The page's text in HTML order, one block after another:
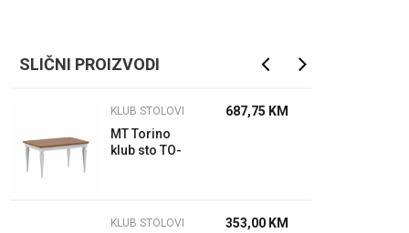
SLIČNI PROIZVODI
KLUB STOLOVI
MT Torino
klub sto TO-
687,75 KM
KLUB STOLOVI 353,00 KM